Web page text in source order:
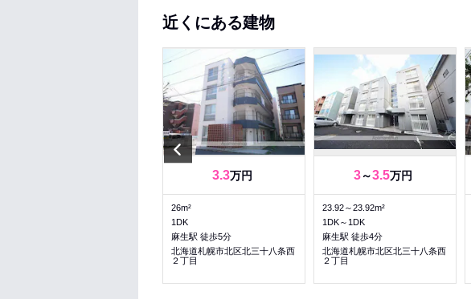
近くにある建物
Previous
3.3万円
26m²
1DK
麻生駅 徒歩5分
北海道札幌市北区北三十八条西
２丁目
3～3.5万円
23.92～23.92m²
1DK～1DK
麻生駅 徒歩4分
北海道札幌市北区北三十八条西
２丁目